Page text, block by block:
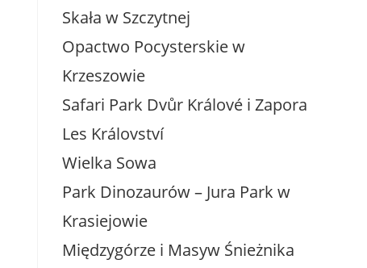
Skała w Szczytnej
Opactwo Pocysterskie w
Krzeszowie
Safari Park Dvůr Králové i Zapora
Les Království
Wielka Sowa
Park Dinozaurów – Jura Park w
Krasiejowie
Międzygórze i Masyw Śnieżnika